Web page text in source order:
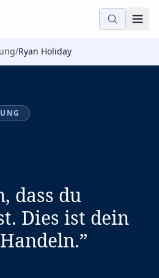
/Ryan Holiday
dass du
Dies ist dein
”